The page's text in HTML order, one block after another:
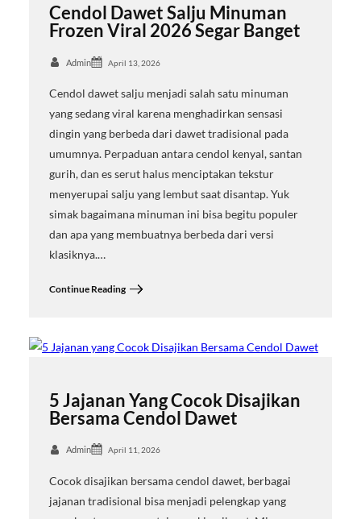
Cendol Dawet Salju Minuman
Frozen Viral 2026 Segar Banget
Admin April 13, 2026
Cendol dawet salju menjadi salah satu minuman
yang sedang viral karena menghadirkan sensasi
dingin yang berbeda dari dawet tradisional pada
umumnya. Perpaduan antara cendol kenyal, santan
gurih, dan es serut halus menciptakan tekstur
menyerupai salju yang lembut saat disantap. Yuk
simak bagaimana minuman ini bisa begitu populer
dan apa yang membuatnya berbeda dari versi
klasiknya.…
Continue Reading
5 Jajanan Yang Cocok Disajikan
Bersama Cendol Dawet
Admin April 11, 2026
Cocok disajikan bersama cendol dawet, berbagai
jajanan tradisional bisa menjadi pelengkap yang